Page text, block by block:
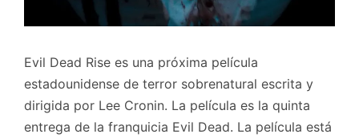
Evil Dead Rise es una próxima película
estadounidense de terror sobrenatural escrita y
dirigida por Lee Cronin. La película es la quinta
entrega de la franquicia Evil Dead. La película está